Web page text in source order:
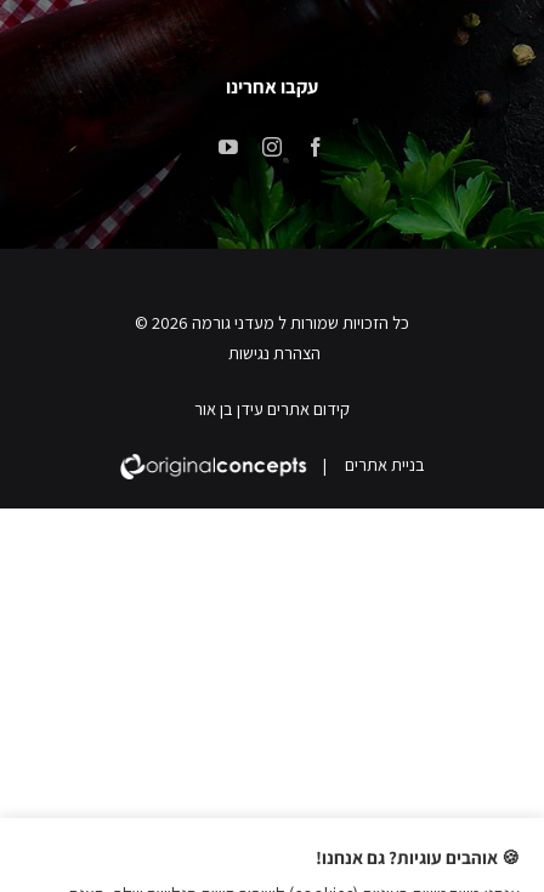
עקבו אחרינו
כל הזכויות שמורות ל מעדני גורמה 2026 ©
הצהרת נגישות
קידום אתרים עידן בן אור
בניית אתרים |
🍪 אוהבים עוגיות? גם אנחנו!